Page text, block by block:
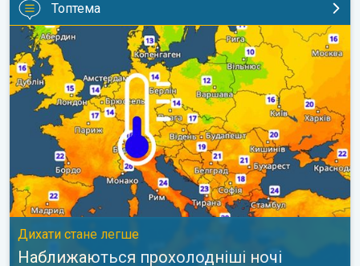
Топтема
Наближаються прохолодніші ночі. Дихати стане легше. . .
Дихати стане легше
Наближаються прохолодніші ночі